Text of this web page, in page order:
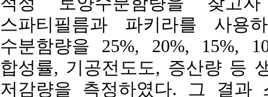
스파티필름과 파키라를 사
수분함량을 25%, 20%, 15%,
합성률, 기공전도도, 증산량 등
저감량을 측정하였다. 그 결과